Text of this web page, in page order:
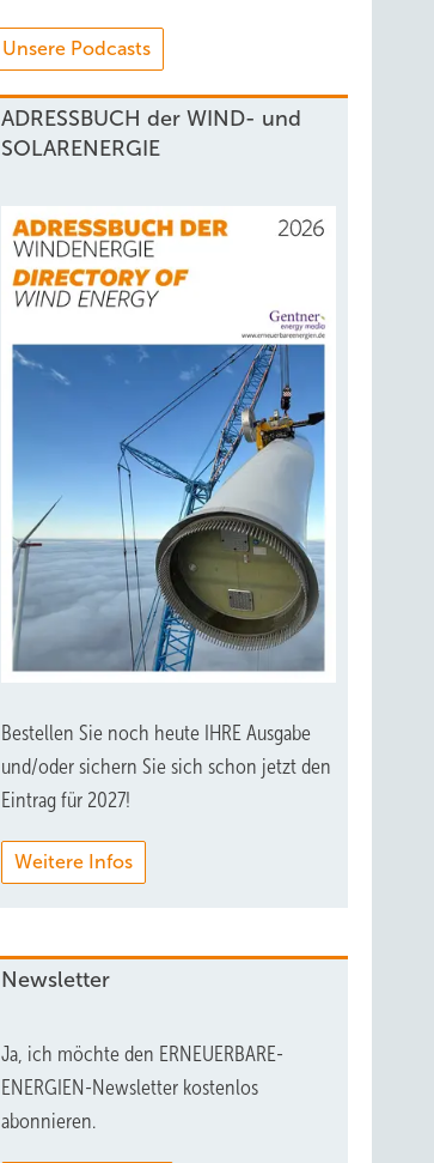
Unsere Podcasts
ADRESSBUCH der WIND- und
SOLARENERGIE
Bestellen Sie noch heute IHRE Ausgabe
und/oder sichern Sie sich schon jetzt den
Eintrag für 2027!
Weitere Infos
Newsletter
Ja, ich möchte den ERNEUERBARE-
ENERGIEN-Newsletter kostenlos
abonnieren.